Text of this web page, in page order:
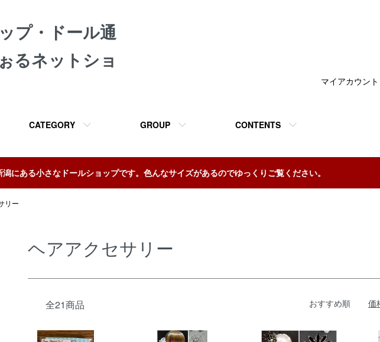
プ・ドール通
るネットショ
CATEGORY GROUP CONTENTS
マイアカウント
潟にある小さなドールショップです。色んなサイズがあるのでゆっくりご覧ください。
リー
ヘアアクセサリー
全21商品 おすすめ順 価